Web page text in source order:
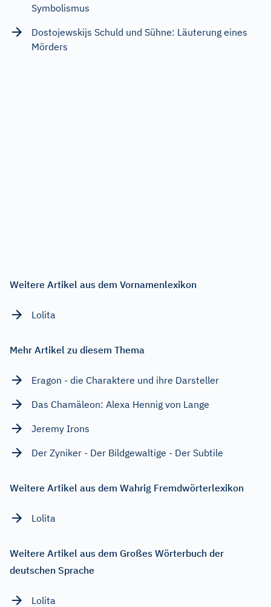
Symbolismus
Dostojewskijs Schuld und Sühne: Läuterung eines
Mörders
Weitere Artikel aus dem Vornamenlexikon
Lolita
Mehr Artikel zu diesem Thema
Eragon - die Charaktere und ihre Darsteller
Das Chamäleon: Alexa Hennig von Lange
Jeremy Irons
Der Zyniker - Der Bildgewaltige - Der Subtile
Weitere Artikel aus dem Wahrig Fremdwörterlexikon
Lolita
Weitere Artikel aus dem Großes Wörterbuch der
deutschen Sprache
Lolita